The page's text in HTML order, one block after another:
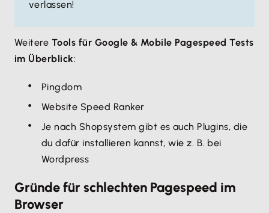
verlassen!
Weitere Tools für Google & Mobile Pagespeed Tests
im Überblick:
Pingdom
Website Speed Ranker
Je nach Shopsystem gibt es auch Plugins, die
du dafür installieren kannst, wie z. B. bei
Wordpress
Gründe für schlechten Pagespeed im
Browser